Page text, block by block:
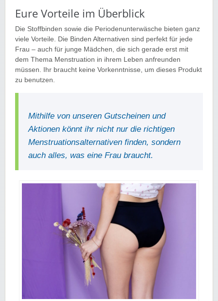
Eure Vorteile im Überblick
Die Stoffbinden sowie die Periodenunterwäsche bieten ganz
viele Vorteile. Die Binden Alternativen sind perfekt für jede
Frau – auch für junge Mädchen, die sich gerade erst mit
dem Thema Menstruation in ihrem Leben anfreunden
müssen. Ihr braucht keine Vorkenntnisse, um dieses Produkt
zu benutzen.
Mithilfe von unseren Gutscheinen und
Aktionen könnt ihr nicht nur die richtigen
Menstruationsalternativen finden, sondern
auch alles, was eine Frau braucht.